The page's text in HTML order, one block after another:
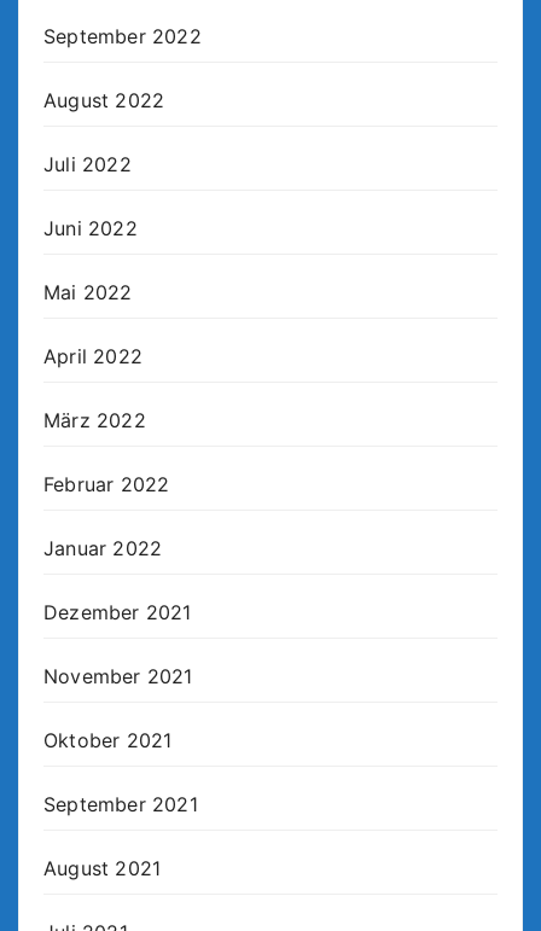
September 2022
August 2022
Juli 2022
Juni 2022
Mai 2022
April 2022
März 2022
Februar 2022
Januar 2022
Dezember 2021
November 2021
Oktober 2021
September 2021
August 2021